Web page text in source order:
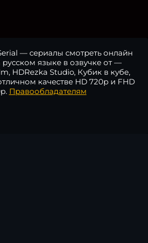
— сериалы смотреть онлайн
русском языке в озвучке от —
HDRezka Studio, Кубик в кубе,
качестве HD 720p и FHD
Правообладателям